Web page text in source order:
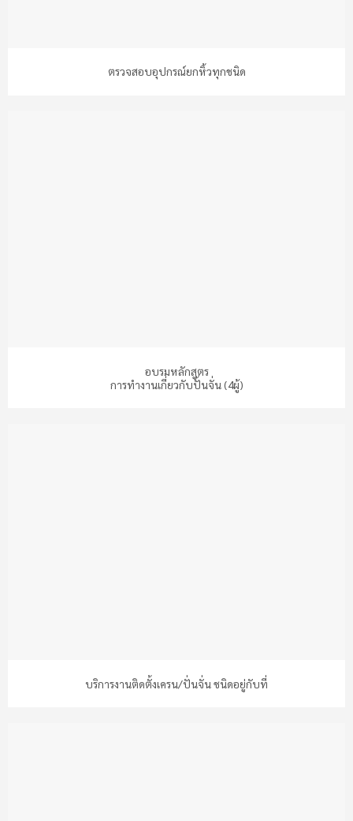
ตรวจสอบอุปกรณ์ยกหิ้วทุกชนิด
อบรมหลักสูตร
การทำงานเกี่ยวกับปั้นจั่น (4ผู้)
บริการงานติดตั้งเครน/ปั่นจั่น ชนิดอยู่กับที่